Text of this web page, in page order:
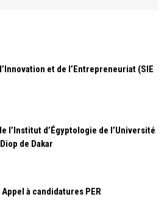
et de l’Entrepreneuriat (SIE
l’Institut d’Égyptologie de l’Université
de Dakar
Appel à candidatures PER